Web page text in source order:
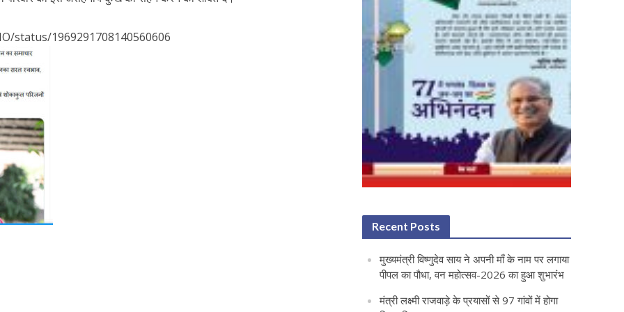
status/1969291708140560606
Recent Posts
मुख्यमंत्री विष्णुदेव साय ने अपनी माँ के नाम पर लगाया
पीपल का पौधा, वन महोत्सव-2026 का हुआ शुभारंभ
मंत्री लक्ष्मी राजवाड़े के प्रयासों से 97 गांवों में होगा